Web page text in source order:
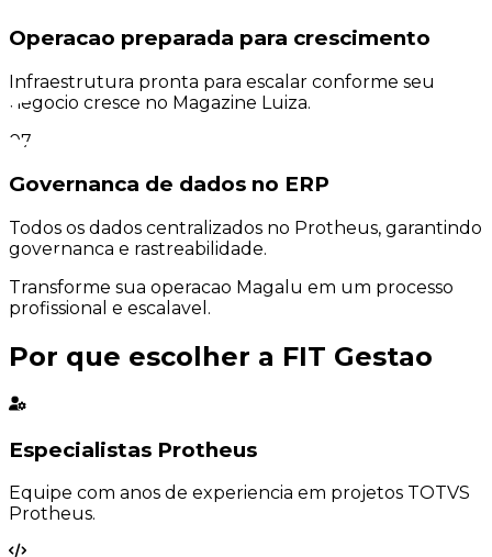
Operacao preparada para crescimento
Infraestrutura pronta para escalar conforme seu
negocio cresce no Magazine Luiza.
07
Governanca de dados no ERP
Todos os dados centralizados no Protheus, garantindo
governanca e rastreabilidade.
Transforme sua operacao Magalu em um processo
profissional e escalavel.
Por que escolher a FIT Gestao
Especialistas Protheus
Equipe com anos de experiencia em projetos TOTVS
Protheus.